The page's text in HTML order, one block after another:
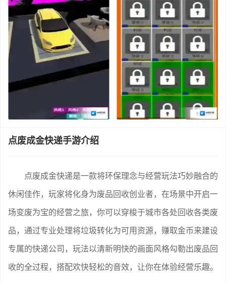
点废成金快递手游介绍
点废成金快递是一款将环保理念与经营玩法巧妙融合的
休闲佳作，玩家将化身为废品回收创业者，在场景中开启一
场变废为宝的经营之旅，你可以穿梭于城市各处回收各类废
品，通过专业处理将垃圾转化为可用资源，赚取金币来建设
专属的快递公司，玩法以清新明快的画面风格勾勒出废品回
收的全过程，搭配欢快轻松的音效，让你在体验经营乐趣。